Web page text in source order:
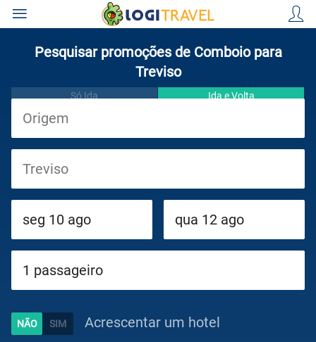
Viagens
Cruzeiros
Circuitos
Caraíbas
Pesquisar promoções de Comboio para
Treviso
Só Ida Ida e Volta
Acrescentar um hotel